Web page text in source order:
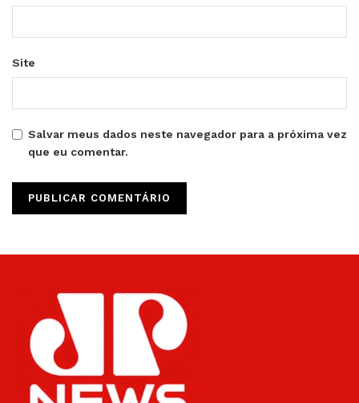
Site
Salvar meus dados neste navegador para a próxima vez
que eu comentar.